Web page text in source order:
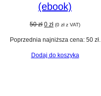
(ebook)
50zł Pierwotna
wynosiła:
50 zł.
0 złAktualna
wynosi:
0 zł.
(0 złz VAT)
Poprzednia najniższa cena: 50 zł.
Dodaj do koszyka